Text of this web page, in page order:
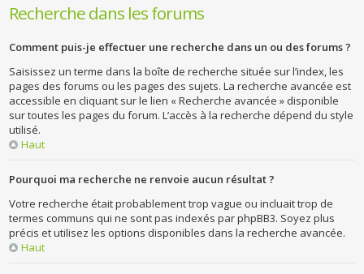
Recherche dans les forums
Comment puis-je effectuer une recherche dans un ou des forums ?
Saisissez un terme dans la boîte de recherche située sur l’index, les
pages des forums ou les pages des sujets. La recherche avancée est
accessible en cliquant sur le lien « Recherche avancée » disponible
sur toutes les pages du forum. L’accès à la recherche dépend du style
utilisé.
Haut
Pourquoi ma recherche ne renvoie aucun résultat ?
Votre recherche était probablement trop vague ou incluait trop de
termes communs qui ne sont pas indexés par phpBB3. Soyez plus
précis et utilisez les options disponibles dans la recherche avancée.
Haut